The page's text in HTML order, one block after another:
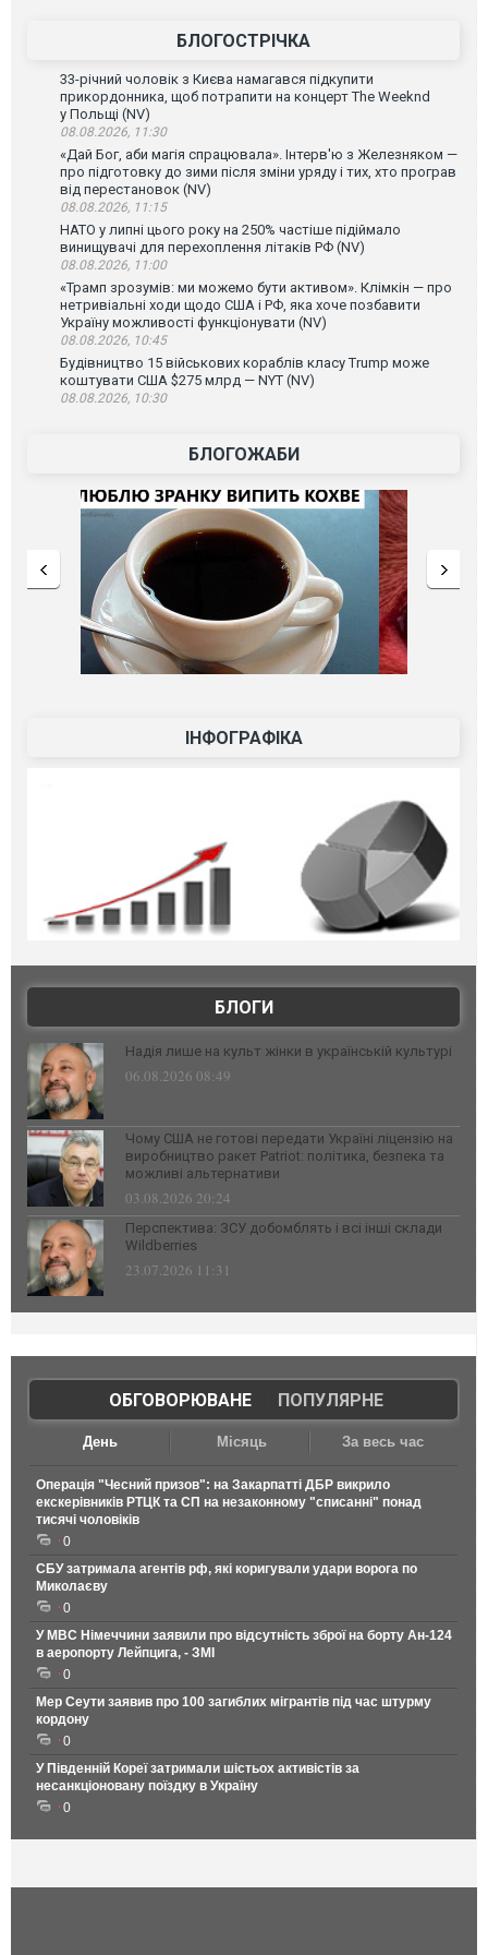
БЛОГОСТРІЧКА
33-річний чоловік з Києва намагався підкупити
прикордонника, щоб потрапити на концерт The Weeknd
у Польщі (NV)
08.08.2026, 11:30
«Дай Бог, аби магія спрацювала». Інтерв'ю з Железняком —
про підготовку до зими після зміни уряду і тих, хто програв
від перестановок (NV)
08.08.2026, 11:15
НАТО у липні цього року на 250% частіше підіймало
винищувачі для перехоплення літаків РФ (NV)
08.08.2026, 11:00
«Трамп зрозумів: ми можемо бути активом». Клімкін — про
нетривіальні ходи щодо США і РФ, яка хоче позбавити
Україну можливості функціонувати (NV)
08.08.2026, 10:45
Будівництво 15 військових кораблів класу Trump може
коштувати США $275 млрд — NYT (NV)
08.08.2026, 10:30
БЛОГОЖАБИ
ІНФОГРАФІКА
БЛОГИ
Надія лише на культ жінки в українській культурі
06.08.2026 08:49
Чому США не готові передати Україні ліцензію на
виробництво ракет Patriot: політика, безпека та
можливі альтернативи
03.08.2026 20:24
Перспектива: ЗСУ добомблять і всі інші склади
Wildberries
23.07.2026 11:31
ОБГОВОРЮВАНЕ| ПОПУЛЯРНЕ
День Місяць За весь час
Операція "Чесний призов": на Закарпатті ДБР викрило
екскерівників РТЦК та СП на незаконному "списанні" понад
тисячі чоловіків
0
СБУ затримала агентів рф, які коригували удари ворога по
Миколаєву
0
У МВС Німеччини заявили про відсутність зброї на борту Ан-124
в аеропорту Лейпцига, - ЗМІ
0
Мер Сеути заявив про 100 загиблих мігрантів під час штурму
кордону
0
У Південній Кореї затримали шістьох активістів за
несанкціоновану поїздку в Україну
0